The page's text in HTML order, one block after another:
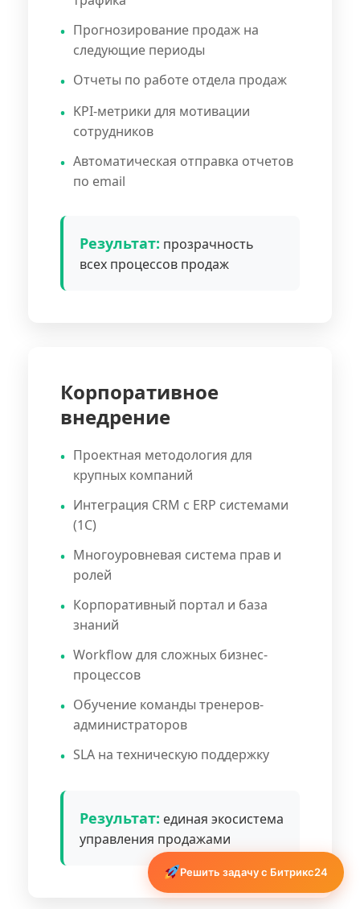
Прогнозирование продаж на
следующие периоды
Отчеты по работе отдела продаж
KPI-метрики для мотивации
сотрудников
Автоматическая отправка отчетов
по email
Результат: прозрачность
всех процессов продаж
Корпоративное
внедрение
Проектная методология для
крупных компаний
Интеграция CRM с ERP системами
(1С)
Многоуровневая система прав и
ролей
Корпоративный портал и база
знаний
Workflow для сложных бизнес-
процессов
Обучение команды тренеров-
администраторов
SLA на техническую поддержку
Результат: единая экосистема
управления продажами
Решить задачу с Битрикс24